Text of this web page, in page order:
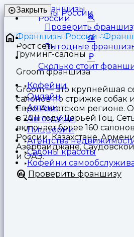
Франшизы
России
Закрыть
Проверить
Выгодные
Сколько стоит
Кофейни
Онлайн
Аптеки
Автомойки
Пиццерии
Агентства
Салоны красоты
Кофейни
Франшизы России
Груминг-салоны
Groom франшиза
Groom — это крупнейшая
салонов по стрижке собак
Евро-Азиатском регионе.
в 2011 году Дарьей Гоц.
включает более 160
России, Казахстане,
Азербайджане,
и ОАЭ.
Проверить франшизу